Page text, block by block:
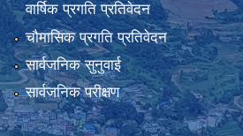
वार्षिक प्रगति प्रतिवेदन
चौमासिक प्रगति प्रतिवेदन
सार्वजनिक सुनुवाई
सार्वजनिक परीक्षण